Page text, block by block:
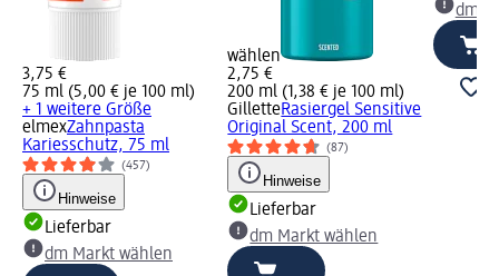
3,75 €
75 ml (5,00 € je 100 ml)
+ 1 weitere Größe
elmexZahnpasta
Kariesschutz, 75 ml
(457)
Hinweise
Lieferbar
dm Markt wählen
wählen
2,75 €
200 ml (1,38 € je 100 ml)
GilletteRasiergel Sensitive
Original Scent, 200 ml
(87)
Hinweise
Lieferbar
dm Markt wählen
dm